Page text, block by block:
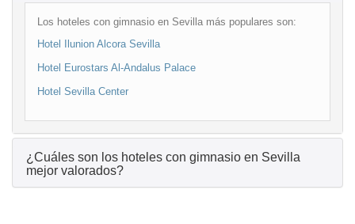
Los hoteles con gimnasio en Sevilla más populares son:
Hotel Ilunion Alcora Sevilla
Hotel Eurostars Al-Andalus Palace
Hotel Sevilla Center
¿Cuáles son los hoteles con gimnasio en Sevilla
mejor valorados?